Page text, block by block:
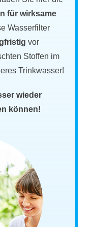
für wirksame
Wasserfilter
vor
Stoffen im
Trinkwasser!
wieder
können!